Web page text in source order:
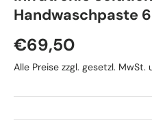
Handwaschpaste
Normaler Preis
€69,50
Alle Preise zzgl. gesetzl.